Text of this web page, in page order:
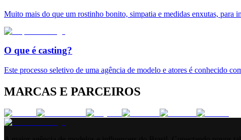
Muito mais do que um rostinho bonito, simpatia e medidas enxutas, para
O que é casting?
Este processo seletivo de uma agência de modelo e atores é conhecido
MARCAS E PARCEIROS